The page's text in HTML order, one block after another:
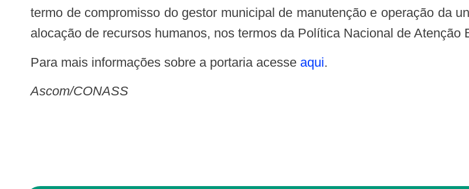
termo de compromisso do gestor municipal de manutenção e operação da
alocação de recursos humanos, nos termos da Política Nacional de Atenção
Para mais informações sobre a portaria acesse aqui.
Ascom/CONASS